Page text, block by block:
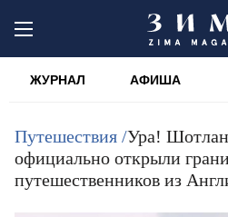
ЖУРНАЛ АФИША
Путешествия /Ура!
официально открыли
путешественников из